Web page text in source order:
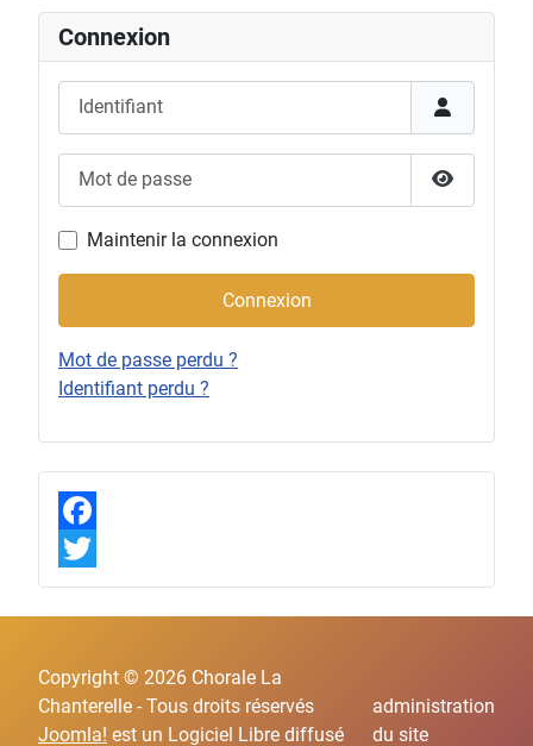
Connexion
Afficher le
Maintenir la connexion
Connexion
Mot de passe perdu ?
Identifiant perdu ?
F
a
c
b
o
T
w
t
t
Copyright © 2026 Chorale La
Chanterelle - Tous droits réservés
Joomla! est un Logiciel Libre diffusé
administration
du site